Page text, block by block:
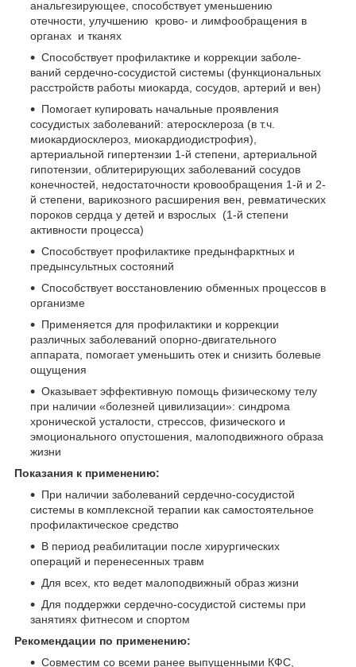
анальгезирующее, способствует уменьшению
отечности, улучшению крово- и лимфообращения в
органах и тканях
Способствует профилактике и коррекции заболе­
ваний сер­дечно-сосудистой системы (функциональных
расстройств работы миокарда, сосудов, артерий и вен)
Помогает купировать начальные проявления
сосудистых заболеваний: атеросклероза (в т.ч.
миокардиосклероз, миокардиодистрофия),
артериальной гипертензии 1-й степени, артериальной
гипотензии, облитерирующих заболеваний сосудов
конечностей, недостаточности кровообращения 1-й и 2-
й степени, варикозного расширения вен, ревматических
пороков сердца у детей и взрослых (1-й степени
активности процесса)
Способствует профилактике предынфарктных и
предынсультных состояний
Способствует восстановлению обменных процессов в
организме
Применяется для профилактики и коррекции
различных заболеваний опорно-двигательного
аппарата, помогает уменьшить отек и снизить болевые
ощущения
Оказывает эффективную помощь физическому телу
при наличии «болезней цивилизации»: синдрома
хронической усталости, стрессов, физического и
эмоционального опустошения, малоподвижного образа
жизни
Показания к применению:
При наличии заболеваний сер­дечно-сосудистой
системы в комплексной терапии как самостоятельное
профилактическое средство
В период реабилитации после хирургических
операций и перенесенных травм
Для всех, кто ведет малоподвижный образ жизни
Для поддержки сер­дечно-сосудистой системы при
занятиях фитнесом и спортом
Рекомендации по применению:
Совместим со всеми ранее выпущенными КФС,